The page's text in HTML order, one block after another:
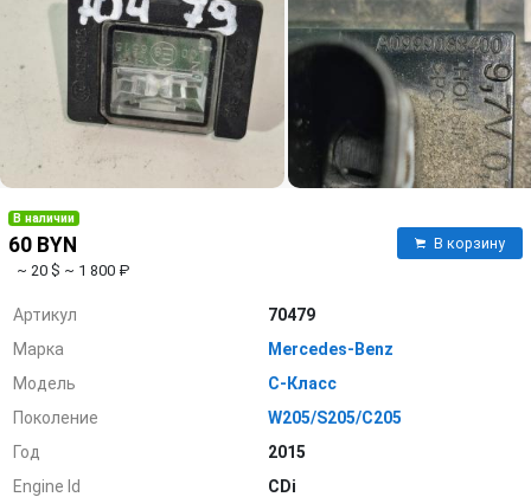
В наличии
60 BYN
~ 20 $ ~ 1 800 ₽
В корзину
Артикул
70479
Марка
Mercedes-Benz
Модель
C-Класс
Поколение
W205/S205/C205
Год
2015
Engine Id
CDi